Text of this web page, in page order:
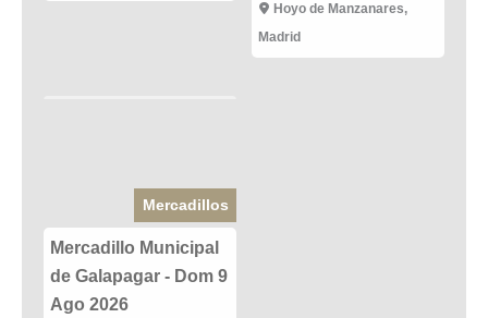
Hoyo de Manzanares,
Madrid
Mercadillos
Mercadillo Municipal
de Galapagar - Dom 9
Ago 2026